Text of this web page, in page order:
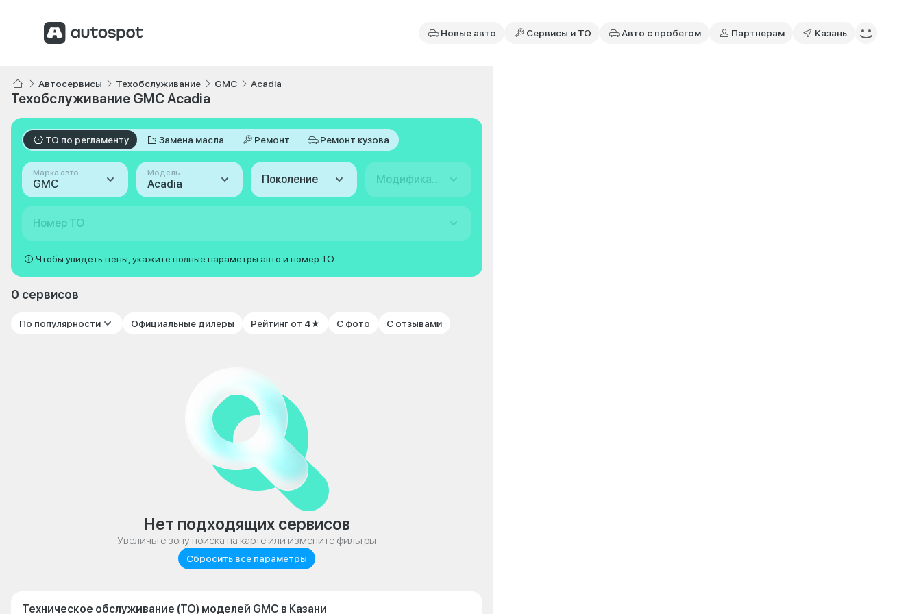
Новые авто Сервисы и ТО Авто с пробегом Партнерам Казань
Автосервисы Техобслуживание GMC Acadia
Техобслуживание GMC Acadia
ТО по регламенту Замена масла Ремонт Ремонт кузова
Марка авто
GMC
Модель
Acadia Поколение Модификация
Номер ТО
Чтобы увидеть цены, укажите полные параметры авто и номер ТО
0 сервисов
По популярности Официальные дилеры Рейтинг от 4★ С фото С отзывами
Нет подходящих сервисов
Увеличьте зону поиска на карте или измените фильтры
Сбросить все параметры
Техническое обслуживание (ТО) моделей GMC в Казани